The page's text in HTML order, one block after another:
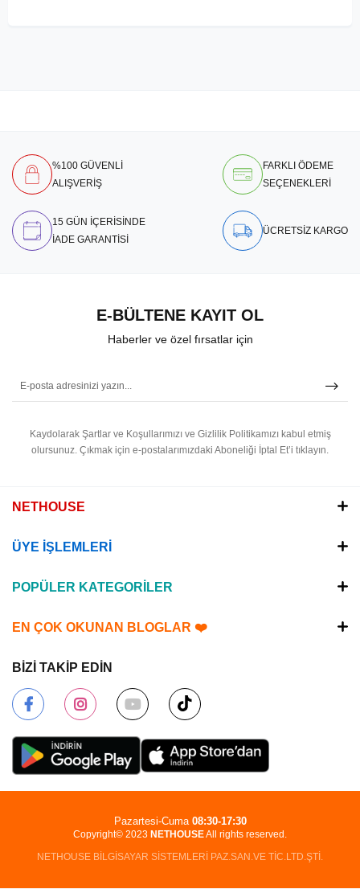
%100 GÜVENLİ
ALIŞVERİŞ
FARKLI ÖDEME
SEÇENEKLERİ
15 GÜN İÇERİSİNDE
İADE GARANTİSİ
ÜCRETSİZ KARGO
E-BÜLTENE KAYIT OL
Haberler ve özel fırsatlar için
Kaydolarak Şartlar ve Koşullarımızı ve Gizlilik Politikamızı kabul etmiş
olursunuz. Çıkmak için e-postalarımızdaki Aboneliği İptal Et’i tıklayın.
NETHOUSE
ÜYE İŞLEMLERİ
POPÜLER KATEGORİLER
EN ÇOK OKUNAN BLOGLAR ❤️
BİZİ TAKİP EDİN
Copyright© 2023 NETHOUSEAll rights reserved.
NETHOUSE BİLGİSAYAR SİSTEMLERİ PAZ.SAN.VE TİC.LTD.ŞTİ.
Pazartesi-Cuma 08:30-17:30